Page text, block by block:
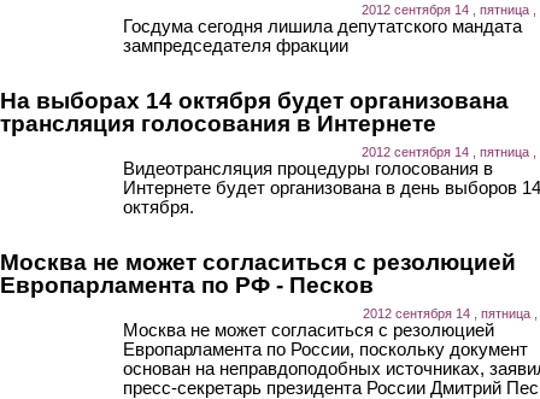
2012 сентября 14 , пятница ,
Госдума сегодня лишила депутатского мандата
зампредседателя фракции
На выборах 14 октября будет организована
трансляция голосования в Интернете
2012 сентября 14 , пятница ,
Видеотрансляция процедуры голосования в
Интернете будет организована в день выборов 14
октября.
Москва не может согласиться с резолюцией
Европарламента по РФ - Песков
2012 сентября 14 , пятница ,
Москва не может согласиться с резолюцией
Европарламента по России, поскольку документ
основан на неправдоподобных источниках,
пресс-секретарь президента России Дмитрий